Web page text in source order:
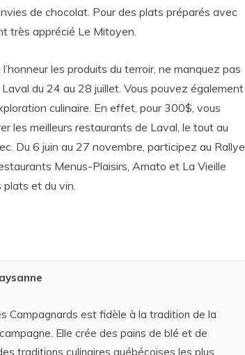
de chocolat. Pour des plats préparés avec
très apprécié Le Mitoyen.
les produits du terroir, ne manquez pas
du 24 au 28 juillet. Vous pouvez également
culinaire. En effet, pour 300$, vous
les meilleurs restaurants de Laval, le tout au
Du 6 juin au 27 novembre, participez au Rallye
Menus-Plaisirs, Amato et La Vieille
plats et du vin.
Campagnards est fidèle à la tradition de la
Elle crée des pains de blé et de
traditions culinaires québécoises les plus